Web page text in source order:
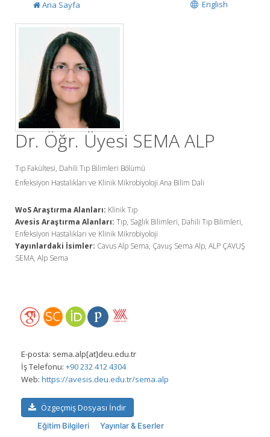
English
Ana Sayfa
Dr. Öğr. Üyesi SEMA ALP
Tıp Fakültesi, Dahili Tıp Bilimleri Bölümü
Enfeksiyon Hastalıkları ve Klinik Mikrobiyoloji Ana Bilim Dalı
WoS Araştırma Alanları: Klinik Tıp
Avesis Araştırma Alanları: Tıp, Sağlık Bilimleri, Dahili Tıp Bilimleri,
Enfeksiyon Hastalıkları ve Klinik Mikrobiyoloji
Yayınlardaki İsimler: Cavus Alp Sema, Çavuş Sema Alp, ALP ÇAVUŞ
SEMA, Alp Sema
E-posta: sema.alp[at]deu.edu.tr
İş Telefonu: +90 232 412 4304
Web: https://avesis.deu.edu.tr/sema.alp
Özgeçmiş Dosyası İndir
Eğitim Bilgileri Yayınlar & Eserler